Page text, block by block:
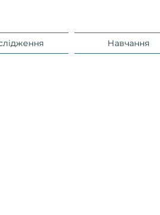
Навчання